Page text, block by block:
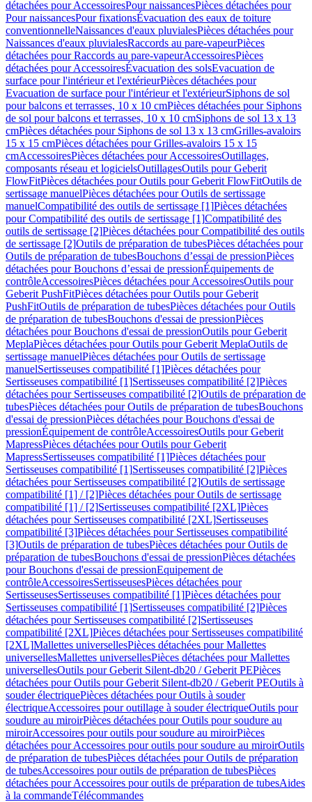
détachées pour AccessoiresPour naissancesPièces détachées pour
Pour naissancesPour fixationsÉvacuation des eaux de toiture
conventionnelleNaissances d'eaux pluvialesPièces détachées pour
Naissances d'eaux pluvialesRaccords au pare-vapeurPièces
détachées pour Raccords au pare-vapeurAccessoiresPièces
détachées pour AccessoiresÉvacuation des solsEvacuation de
surface pour l'intérieur et l'extérieurPièces détachées pour
Evacuation de surface pour l'intérieur et l'extérieurSiphons de sol
pour balcons et terrasses, 10 x 10 cmPièces détachées pour Siphons
de sol pour balcons et terrasses, 10 x 10 cmSiphons de sol 13 x 13
cmPièces détachées pour Siphons de sol 13 x 13 cmGrilles-avaloirs
15 x 15 cmPièces détachées pour Grilles-avaloirs 15 x 15
cmAccessoiresPièces détachées pour AccessoiresOutillages,
composants réseau et logicielsOutillagesOutils pour Geberit
FlowFitPièces détachées pour Outils pour Geberit FlowFitOutils de
sertissage manuelPièces détachées pour Outils de sertissage
manuelCompatibilité des outils de sertissage [1]Pièces détachées
pour Compatibilité des outils de sertissage [1]Compatibilité des
outils de sertissage [2]Pièces détachées pour Compatibilité des outils
de sertissage [2]Outils de préparation de tubesPièces détachées pour
Outils de préparation de tubesBouchons d’essai de pressionPièces
détachées pour Bouchons d’essai de pressionÉquipements de
contrôleAccessoiresPièces détachées pour AccessoiresOutils pour
Geberit PushFitPièces détachées pour Outils pour Geberit
PushFitOutils de préparation de tubesPièces détachées pour Outils
de préparation de tubesBouchons d'essai de pressionPièces
détachées pour Bouchons d'essai de pressionOutils pour Geberit
MeplaPièces détachées pour Outils pour Geberit MeplaOutils de
sertissage manuelPièces détachées pour Outils de sertissage
manuelSertisseuses compatibilité [1]Pièces détachées pour
Sertisseuses compatibilité [1]Sertisseuses compatibilité [2]Pièces
détachées pour Sertisseuses compatibilité [2]Outils de préparation de
tubesPièces détachées pour Outils de préparation de tubesBouchons
d'essai de pressionPièces détachées pour Bouchons d'essai de
pressionÉquipement de contrôleAccessoiresOutils pour Geberit
MapressPièces détachées pour Outils pour Geberit
MapressSertisseuses compatibilité [1]Pièces détachées pour
Sertisseuses compatibilité [1]Sertisseuses compatibilité [2]Pièces
détachées pour Sertisseuses compatibilité [2]Outils de sertissage
compatibilité [1] / [2]Pièces détachées pour Outils de sertissage
compatibilité [1] / [2]Sertisseuses compatibilité [2XL]Pièces
détachées pour Sertisseuses compatibilité [2XL]Sertisseuses
compatibilité [3]Pièces détachées pour Sertisseuses compatibilité
[3]Outils de préparation de tubesPièces détachées pour Outils de
préparation de tubesBouchons d'essai de pressionPièces détachées
pour Bouchons d'essai de pressionEquipement de
contrôleAccessoiresSertisseusesPièces détachées pour
SertisseusesSertisseuses compatibilité [1]Pièces détachées pour
Sertisseuses compatibilité [1]Sertisseuses compatibilité [2]Pièces
détachées pour Sertisseuses compatibilité [2]Sertisseuses
compatibilité [2XL]Pièces détachées pour Sertisseuses compatibilité
[2XL]Mallettes universellesPièces détachées pour Mallettes
universellesMallettes universellesPièces détachées pour Mallettes
universellesOutils pour Geberit Silent-db20 / Geberit PEPièces
détachées pour Outils pour Geberit Silent-db20 / Geberit PEOutils à
souder électriquePièces détachées pour Outils à souder
électriqueAccessoires pour outillage à souder électriqueOutils pour
soudure au miroirPièces détachées pour Outils pour soudure au
miroirAccessoires pour outils pour soudure au miroirPièces
détachées pour Accessoires pour outils pour soudure au miroirOutils
de préparation de tubesPièces détachées pour Outils de préparation
de tubesAccessoires pour outils de préparation de tubesPièces
détachées pour Accessoires pour outils de préparation de tubesAides
à la commandeTélécommandes